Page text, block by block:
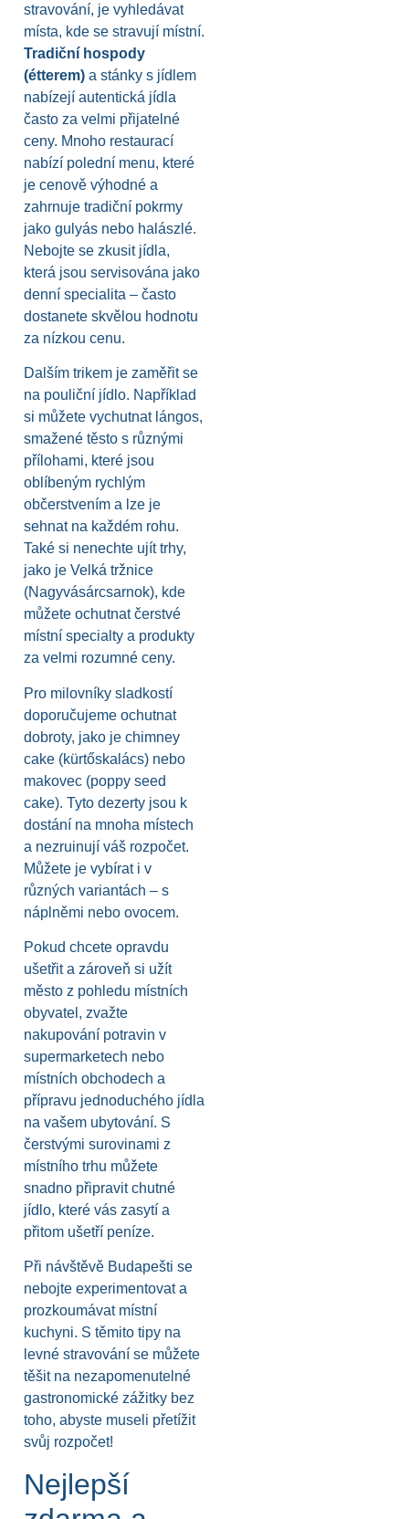
stravování, je vyhledávat
místa, kde se stravují místní.
Tradiční hospody
(étterem) a stánky s jídlem
nabízejí autentická jídla
často za velmi přijatelné
ceny. Mnoho restaurací
nabízí polední menu, které
je cenově výhodné a
zahrnuje tradiční pokrmy
jako gulyás nebo halászlé.
Nebojte se zkusit jídla,
která jsou servisována jako
denní specialita – často
dostanete skvělou hodnotu
za nízkou cenu.
Dalším trikem je zaměřit se
na pouliční jídlo. Například
si můžete vychutnat lángos,
smažené těsto s různými
přílohami, které jsou
oblíbeným rychlým
občerstvením a lze je
sehnat na každém rohu.
Také si nenechte ujít trhy,
jako je Velká tržnice
(Nagyvásárcsarnok), kde
můžete ochutnat čerstvé
místní specialty a produkty
za velmi rozumné ceny.
Pro milovníky sladkostí
doporučujeme ochutnat
dobroty, jako je chimney
cake (kürtőskalács) nebo
makovec (poppy seed
cake). Tyto dezerty jsou k
dostání na mnoha místech
a nezruinují váš rozpočet.
Můžete je vybírat i v
různých variantách – s
náplněmi nebo ovocem.
Pokud chcete opravdu
ušetřit a zároveň si užít
město z pohledu místních
obyvatel, zvažte
nakupování potravin v
supermarketech nebo
místních obchodech a
přípravu jednoduchého jídla
na vašem ubytování. S
čerstvými surovinami z
místního trhu můžete
snadno připravit chutné
jídlo, které vás zasytí a
přitom ušetří peníze.
Při návštěvě Budapešti se
nebojte experimentovat a
prozkoumávat místní
kuchyni. S těmito tipy na
levné stravování se můžete
těšit na nezapomenutelné
gastronomické zážitky bez
toho, abyste museli přetížit
svůj rozpočet!
Nejlepší